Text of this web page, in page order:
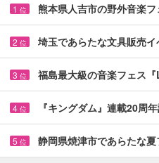
1 位 熊本県人吉市の野外音楽
2 位 埼玉であらたな文具販売
3 位 福島最大級の音楽フェス
4 位 『キングダム』連載20周
5 位 静岡県焼津市であらたな